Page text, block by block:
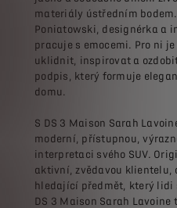
materiály ústředním
Poniatowski, designérka a
pracuje s emocemi. Pro ni
uklidnit, inspirovat a
podpis, který formuje
domu.
S DS 3 Maison Sarah
moderní, přístupnou,
interpretaci svého SUV.
aktivní, zvědavou
hledající předmět, který lidi
DS 3 Maison Sarah